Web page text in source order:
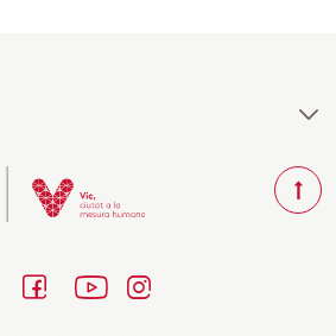
Y
T